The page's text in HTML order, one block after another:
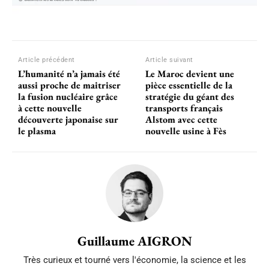
Article précédent
L’humanité n’a jamais été
aussi proche de maitriser
la fusion nucléaire grâce
à cette nouvelle
découverte japonaise sur
le plasma
Article suivant
Le Maroc devient une
pièce essentielle de la
stratégie du géant des
transports français
Alstom avec cette
nouvelle usine à Fès
Guillaume AIGRON
Très curieux et tourné vers l'économie, la science et les